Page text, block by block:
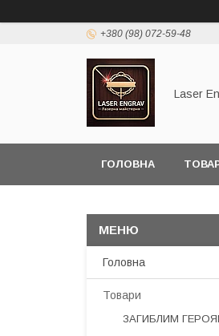
+380 (98) 072-59-48
Laser
ГОЛОВНА
Головна
Товари
ЗАГИБЛИМ